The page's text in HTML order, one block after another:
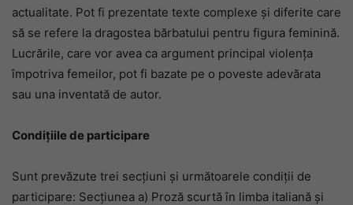
actualitate. Pot fi prezentate texte complexe și diferite care
să se refere la dragostea bărbatului pentru figura feminină.
Lucrările, care vor avea ca argument principal violența
împotriva femeilor, pot fi bazate pe o poveste adevărata
sau una inventată de autor.
Condițiile de participare
Sunt prevăzute trei secțiuni și următoarele condiții de
participare: Secțiunea a) Proză scurtă în limba italiană și